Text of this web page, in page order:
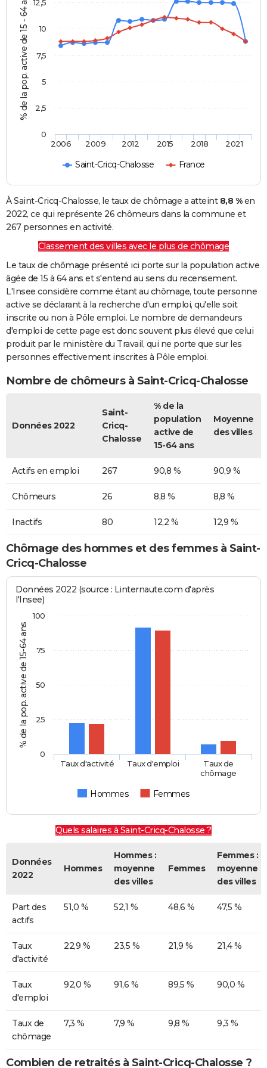
% de la pop. active de 15 - 64 ans
Saint-Cricq-Chalosse France
2006 2009 2012 2015 2018 2021
0
2,5
5
7,5
10
12,5
À Saint-Cricq-Chalosse, le taux de chômage a atteint 8,8 %en
2022, ce qui représente 26 chômeurs dans la commune et
267 personnes en activité.
Classement des villes avec le plus de chômage
Le taux de chômage présenté ici porte sur la population active
âgée de 15 à 64 ans et s'entend au sens du recensement.
L'Insee considère comme étant au chômage, toute personne
active se déclarant à la recherche d'un emploi, qu'elle soit
inscrite ou non à Pôle emploi. Le nombre de demandeurs
d'emploi de cette page est donc souvent plus élevé que celui
produit par le ministère du Travail, qui ne porte que sur les
personnes effectivement inscrites à Pôle emploi.
Nombre de chômeurs à Saint-Cricq-Chalosse
Données 2022
Saint-
Cricq-
Chalosse
% de la
population
active de
15-64 ans
Moyenne
des villes
Actifs en emploi 267 90,8 % 90,9 %
Chômeurs 26 8,8 % 8,8 %
Inactifs 80 12,2 % 12,9 %
Chômage des hommes et des femmes à Saint-
Cricq-Chalosse
% de la pop. active de 15-64 ans
Données 2022 (source : Linternaute.com d'après
l'Insee)
Hommes Femmes
Taux d'activité Taux d'emploi
Taux de
chômage
0
25
50
75
100
Quels salaires à Saint-Cricq-Chalosse ?
Données
2022
Hommes
Hommes :
moyenne
des villes
Femmes
Femmes :
moyenne
des villes
Part des
actifs
51,0 % 52,1 % 48,6 % 47,5 %
Taux
d'activité
22,9 % 23,5 % 21,9 % 21,4 %
Taux
d'emploi
92,0 % 91,6 % 89,5 % 90,0 %
Taux de
chômage
7,3 % 7,9 % 9,8 % 9,3 %
Combien de retraités à Saint-Cricq-Chalosse ?